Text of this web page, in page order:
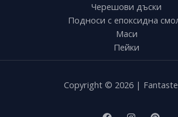
Черешови дъски
Подноси с епоксидна
Маси
Пейки
Copyright © 2026 |